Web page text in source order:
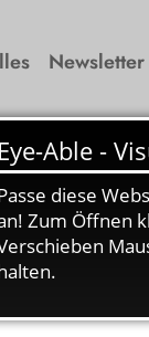
Newsletter
0